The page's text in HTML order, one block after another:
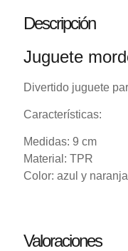
Descripción
Juguete
Divertido juguete
Características:
Medidas: 9 cm
Material: TPR
Color: azul y naranja
Valoraciones